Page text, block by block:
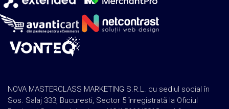
NOVA MASTERCLASS MARKETING S.R.L. cu sediul social în
Sos. Salaj 333, Bucuresti, Sector 5 înregistrată la Oficiul